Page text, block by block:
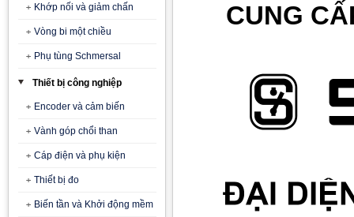
Khớp nối và giảm chấn
Vòng bi một chiều
Phụ tùng Schmersal
Thiết bị công nghiệp
Encoder và cảm biến
Vành góp chổi than
Cáp điện và phụ kiện
Thiết bị đo
Biến tần và Khởi động mềm
CUNG